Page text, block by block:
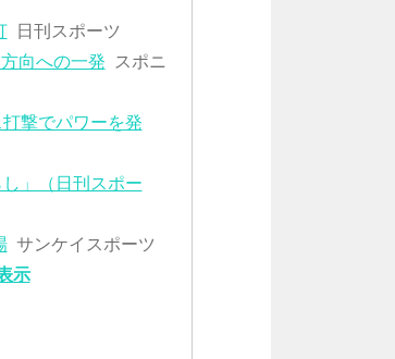
日刊スポーツ
向への一発 スポニ
打撃でパワーを発
」（日刊スポー
サンケイスポーツ
示